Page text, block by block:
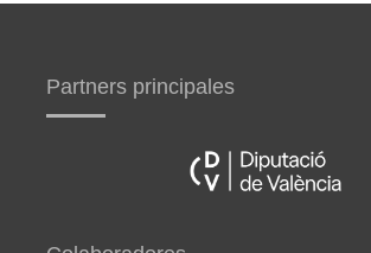
Partners principales